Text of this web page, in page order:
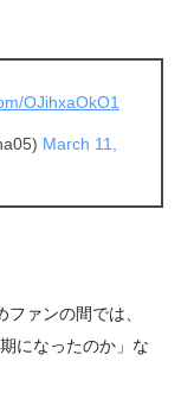
OJihxaOkO1
March 11,
ァンの間では、
になったのか」な